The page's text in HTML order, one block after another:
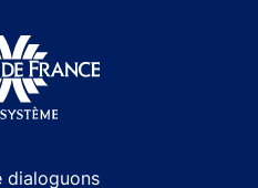
dialoguons